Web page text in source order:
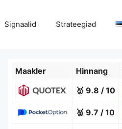
Signaalid Strateegiad
Maakler Hinnang
🥇 9.8 / 10
🥈 9.7 / 10